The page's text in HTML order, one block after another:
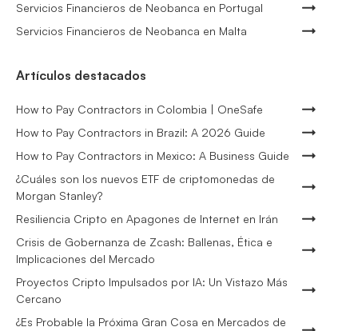
Servicios Financieros de Neobanca en Portugal
Servicios Financieros de Neobanca en Malta
Artículos destacados
How to Pay Contractors in Colombia | OneSafe
How to Pay Contractors in Brazil: A 2026 Guide
How to Pay Contractors in Mexico: A Business Guide
¿Cuáles son los nuevos ETF de criptomonedas de
Morgan Stanley?
Resiliencia Cripto en Apagones de Internet en Irán
Crisis de Gobernanza de Zcash: Ballenas, Ética e
Implicaciones del Mercado
Proyectos Cripto Impulsados por IA: Un Vistazo Más
Cercano
¿Es Probable la Próxima Gran Cosa en Mercados de